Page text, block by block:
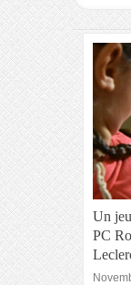
Un
PC